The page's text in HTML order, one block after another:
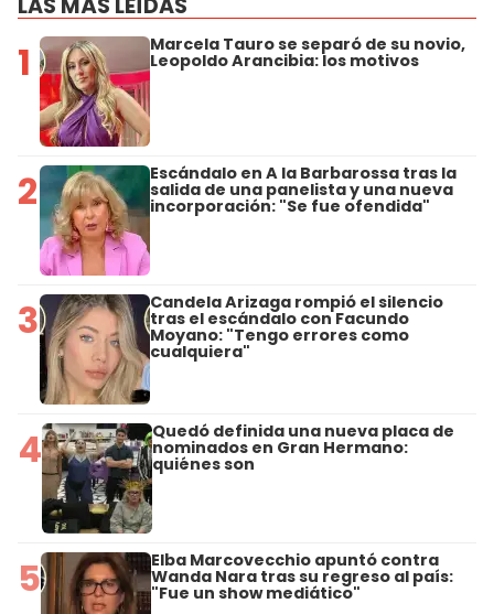
1 Marcela Tauro se separó de su novio,
Leopoldo Arancibia: los motivos
2 Escándalo en A la Barbarossa tras la
salida de una panelista y una nueva
incorporación: "Se fue ofendida"
3 Candela Arizaga rompió el silencio
tras el escándalo con Facundo
Moyano: "Tengo errores como
cualquiera"
4 Quedó definida una nueva placa de
nominados en Gran Hermano:
quiénes son
5 Elba Marcovecchio apuntó contra
Wanda Nara tras su regreso al país:
"Fue un show mediático"